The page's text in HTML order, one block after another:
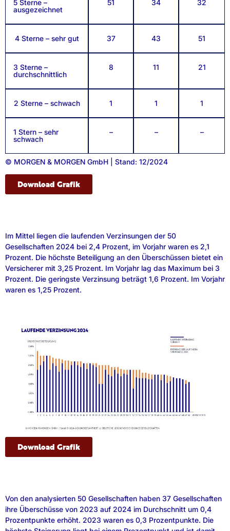
5 Sterne –
ausgezeichnet
51 34 32
4 Sterne – sehr gut 37 43 51
3 Sterne –
durchschnittlich
8 11 21
2 Sterne – schwach 1 1 1
1 Stern – sehr
schwach
– – –
© MORGEN & MORGEN GmbH | Stand: 12/2024
Download Grafik
Im Mittel liegen die laufenden Verzinsungen der 50
Gesellschaften 2024 bei 2,4 Prozent, im Vorjahr waren es 2,1
Prozent. Die höchste Beteiligung an den Überschüssen bietet ein
Versicherer mit 3,25 Prozent. Im Vorjahr lag das Maximum bei 3
Prozent. Die geringste Verzinsung beträgt 1,6 Prozent. Im Vorjahr
waren es 1,25 Prozent.
Download Grafik
Von den analysierten 50 Gesellschaften haben 37 Gesellschaften
ihre Überschüsse von 2023 auf 2024 im Durchschnitt um 0,4
Prozentpunkte erhöht. 2023 waren es 0,3 Prozentpunkte. Die